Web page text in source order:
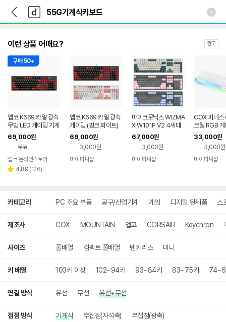
다
나
와
가
다
와
인
이런 상품 어때요? 광고
구매 50+
앱코 K669 카일 광축
무빙 LED 게이밍 기계
식 키보드 블랙 레드,
청축
69,000원
무료
앱코 온라인스토어
별 4.89 리
(126)
앱코 K669 카일 광축
게이밍 (핑크 화이트)
69,000원
3,000원
마이피씨샵
마이크로닉스 WIZMA
X W101P V2 4세대
광축 완전방수 PBT
(피코크 그린)
67,000원
3,000원
마이피씨샵
COX 피네스
크릴 RGB 게
퀵스왑 키보
33,000원
3,000원
마이피씨샵
카테고리 PC 주요 부품 공구/산업기계 게임 디지털 완제품 스
제조사 COX MOUNTAIN 앱코 CORSAIR Keychron
사이즈 풀배열 컴팩트 풀배열 텐키리스 미니
키 배열 103키 이상 102~94키 93~84키 83~75키
연결 방식 유선 무선 유선+무선
접점 방식 기계식 무접점(자석축) 무접점(광축)